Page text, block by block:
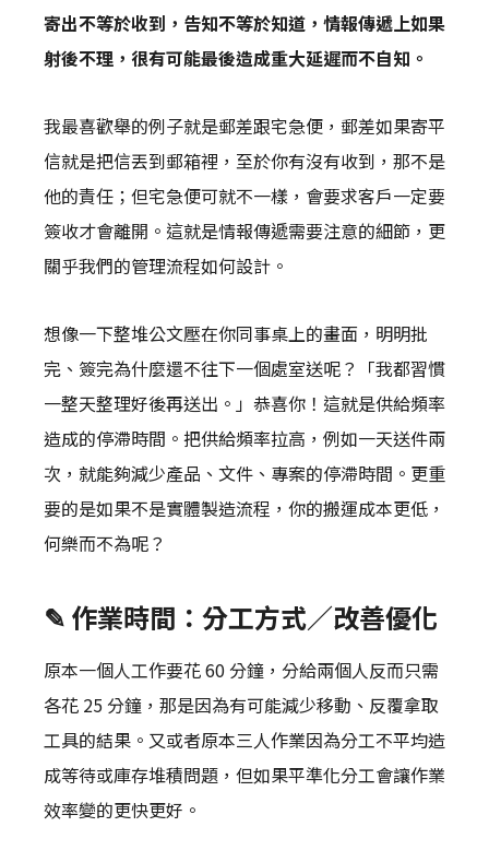
寄出不等於收到，告知不等於知道，情報傳遞上如果
射後不理，很有可能最後造成重大延遲而不自知。
我最喜歡舉的例子就是郵差跟宅急便，郵差如果寄平
信就是把信丟到郵箱裡，至於你有沒有收到，那不是
他的責任；但宅急便可就不一樣，會要求客戶一定要
簽收才會離開。這就是情報傳遞需要注意的細節，更
關乎我們的管理流程如何設計。
想像一下整堆公文壓在你同事桌上的畫面，明明批
完、簽完為什麼還不往下一個處室送呢？「我都習慣
一整天整理好後再送出。」恭喜你！這就是供給頻率
造成的停滯時間。把供給頻率拉高，例如一天送件兩
次，就能夠減少產品、文件、專案的停滯時間。更重
要的是如果不是實體製造流程，你的搬運成本更低，
何樂而不為呢？
✎ 作業時間：分工方式／改善優化
原本一個人工作要花 60 分鐘，分給兩個人反而只需
各花 25 分鐘，那是因為有可能減少移動、反覆拿取
工具的結果。又或者原本三人作業因為分工不平均造
成等待或庫存堆積問題，但如果平準化分工會讓作業
效率變的更快更好。